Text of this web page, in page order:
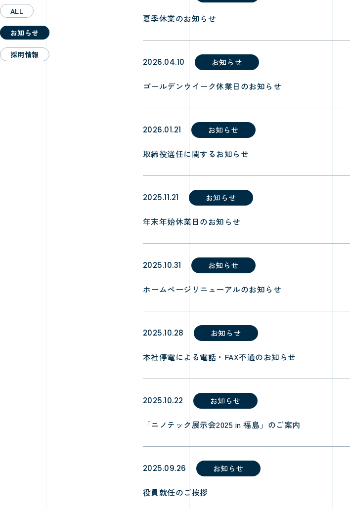
ALL
お知らせ
採用情報
夏季休業のお知らせ
2026.04.10 お知らせ
ゴールデンウイーク休業日のお知らせ
2026.01.21 お知らせ
取締役選任に関するお知らせ
2025.11.21 お知らせ
年末年始休業日のお知らせ
2025.10.31 お知らせ
ホームページリニューアルのお知らせ
2025.10.28 お知らせ
本社停電による電話・FAX不通のお知らせ
2025.10.22 お知らせ
「ニノテック展示会2025 in 福島」のご案内
2025.09.26 お知らせ
役員就任のご挨拶